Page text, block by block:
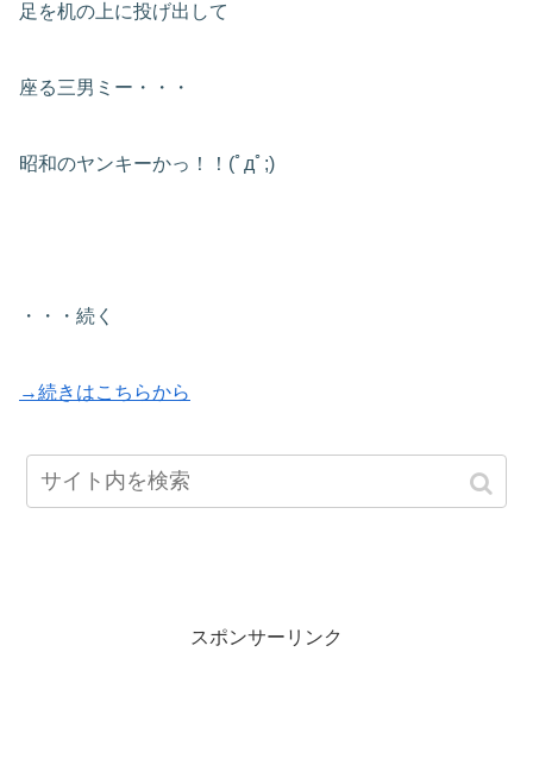
足を机の上に投げ出して
座る三男ミー・・・
昭和のヤンキーかっ！！(ﾟдﾟ;)
・・・続く
→続きはこちらから
（不器用男）
スポンサーリンク